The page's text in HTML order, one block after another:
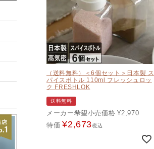
（送料無料）＜6個セット＞日本製 ス
パイスボトル 110ml フレッシュロッ
ク FRESHLOK
送料無料
メーカー希望小売価格 ¥2,970
特価 ¥2,673税込